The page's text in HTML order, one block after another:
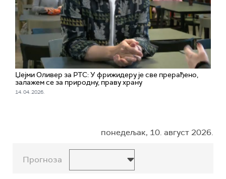
Џејми Оливер за РТС: У фрижидеру је све прерађено,
залажем се за природну, праву храну
14. 04. 2026.
понедељак, 10. август 2026.
Прогноза